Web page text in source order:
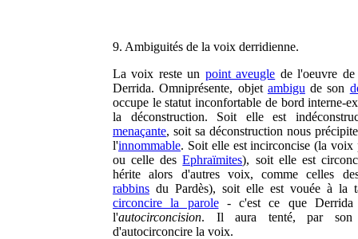
9. Ambiguités de la voix derridienne.
La voix reste un point aveugle de l'oeuvre de
Derrida. Omniprésente, objet ambigu de son
occupe le statut inconfortable de bord interne-
la déconstruction. Soit elle est
menaçante, soit sa déconstruction nous
l'innommable. Soit elle est incirconcise (la voix
ou celle desEphraïmites), soit elle est
hérite alors d'autres voix, comme celles
rabbins du Pardès), soit elle est vouée à la
circoncire la parole- c'est ce que Derrida
l'autocirconcision. Il aura tenté, par son
d'autocirconcire la voix.